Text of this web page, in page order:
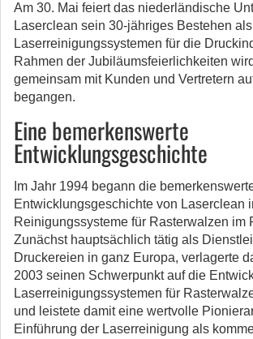
Am 30. Mai feiert das niederländische
Laserclean sein 30-jähriges Bestehen
Laserreinigungssystemen für die
Rahmen der Jubiläumsfeierlichkeiten
gemeinsam mit Kunden und Vertretern
begangen.
Eine bemerkenswerte
Entwicklungsgeschichte
Im Jahr 1994 begann die
Entwicklungsgeschichte von Laserclean
Reinigungssysteme für Rasterwalzen im
Zunächst hauptsächlich tätig als
Druckereien in ganz Europa, verlagerte
2003 seinen Schwerpunkt auf die
Laserreinigungssystemen für
und leistete damit eine wertvolle
Einführung der Laserreinigung als